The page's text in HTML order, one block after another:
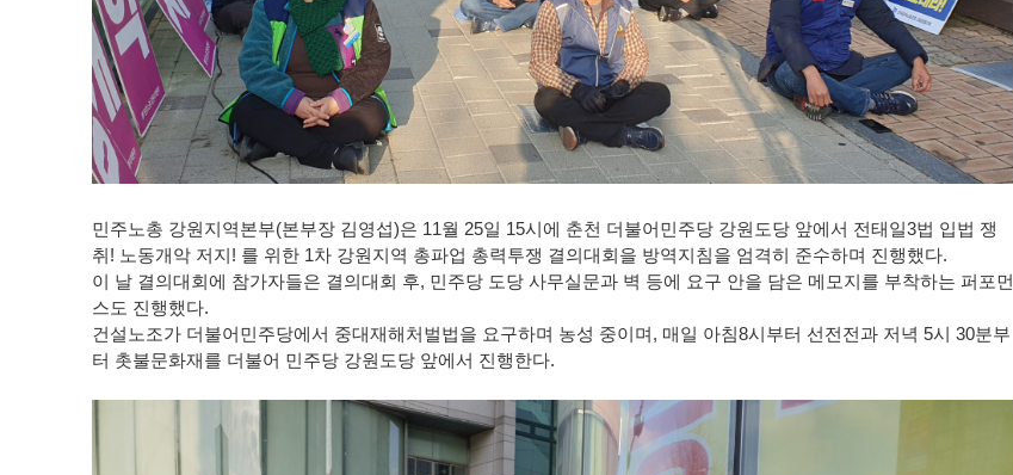
민주노총 강원지역본부(본부장 김영섭)은 11월 25일 15시에 춘천 더불어민주당 강원도당 앞에서 전태일3법 입법 쟁
취! 노동개악 저지! 를 위한 1차 강원지역 총파업 총력투쟁 결의대회을 방역지침을 엄격히 준수하며 진행했다.
이 날 결의대회에 참가자들은 결의대회 후, 민주당 도당 사무실문과 벽 등에 요구 안을 담은 메모지를 부착하는 퍼포먼
스도 진행했다.
건설노조가 더불어민주당에서 중대재해처벌법을 요구하며 농성 중이며, 매일 아침8시부터 선전전과 저녁 5시 30분부
터 촛불문화재를 더불어 민주당 강원도당 앞에서 진행한다.